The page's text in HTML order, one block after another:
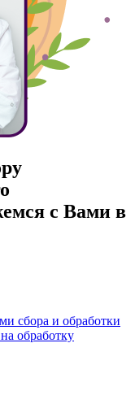
с Вами в
сбора и обработки
обработку